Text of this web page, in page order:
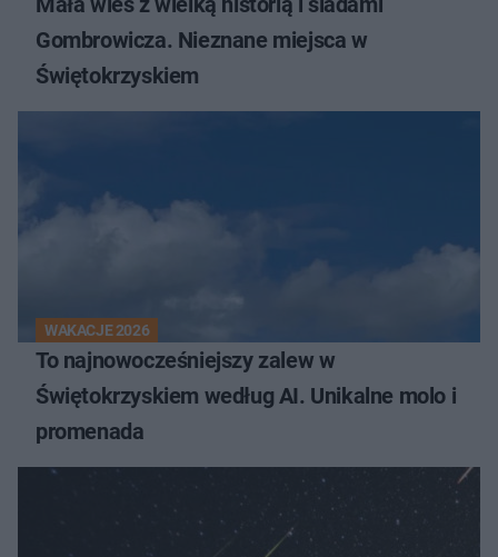
Gombrowicza. Nieznane miejsca w
Świętokrzyskiem
WAKACJE 2026
To najnowocześniejszy zalew w
Świętokrzyskiem według AI. Unikalne molo i
promenada